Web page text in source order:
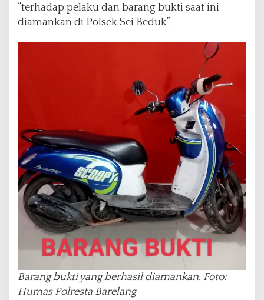
“terhadap pelaku dan barang bukti saat ini
diamankan di Polsek Sei Beduk”.
Barang bukti yang berhasil diamankan. Foto:
Humas Polresta Barelang